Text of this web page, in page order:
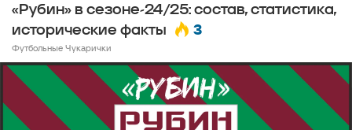
«Рубин» в сезоне-24/25: состав, статистика,
исторические факты
3
Футбольные Чукарички